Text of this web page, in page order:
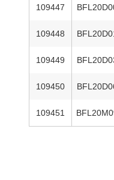
109447
109448
109449
109450
109451